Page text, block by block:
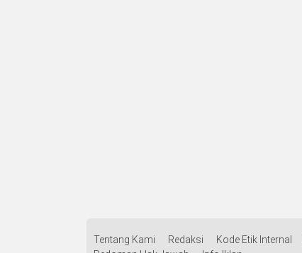
Tentang Kami Redaksi Kode Etik Internal